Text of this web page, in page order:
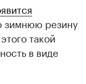
зимнюю резину
такой
в виде